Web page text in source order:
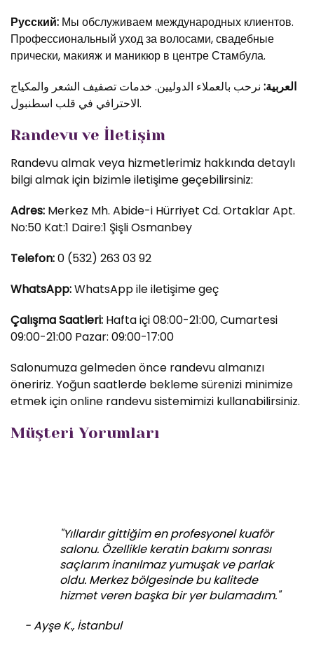
Русский: Мы обслуживаем международных клиентов.
Профессиональный уход за волосами, свадебные
прически, макияж и маникюр в центре Стамбула.
العربية: نرحب بالعملاء الدوليين. خدمات تصفيف الشعر والمكياج
الاحترافي في قلب اسطنبول.
Randevu ve İletişim
Randevu almak veya hizmetlerimiz hakkında detaylı
bilgi almak için bizimle iletişime geçebilirsiniz:
Adres: Merkez Mh. Abide-i Hürriyet Cd. Ortaklar Apt.
No:50 Kat:1 Daire:1 Şişli Osmanbey
Telefon:0 (532) 263 03 92
WhatsApp:WhatsApp ile iletişime geç
Çalışma Saatleri: Hafta içi 08:00-21:00, Cumartesi
09:00-21:00 Pazar: 09:00-17:00
Salonumuza gelmeden önce randevu almanızı
öneririz. Yoğun saatlerde bekleme sürenizi minimize
etmek için online randevu sistemimizi kullanabilirsiniz.
Müşteri Yorumları
"Yıllardır gittiğim en profesyonel kuaför
salonu. Özellikle keratin bakımı sonrası
saçlarım inanılmaz yumuşak ve parlak
oldu. Merkez bölgesinde bu kalitede
hizmet veren başka bir yer bulamadım."
- Ayşe K., İstanbul